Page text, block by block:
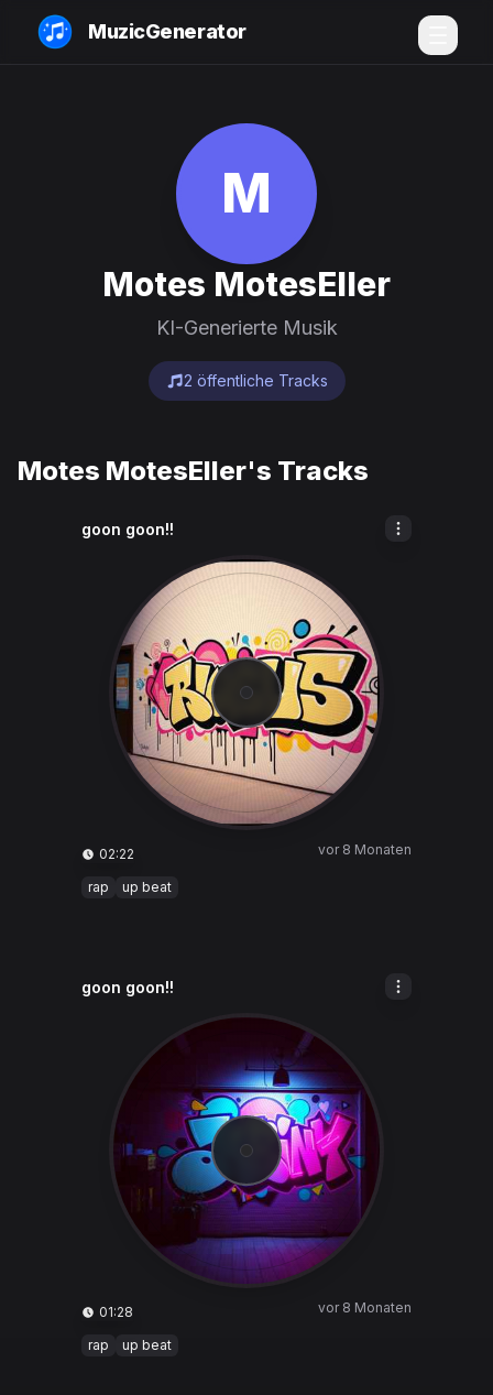
MuzicGenerator
M
Motes MotesEller
KI-Generierte Musik
2 öffentliche Tracks
Motes MotesEller's Tracks
goon goon!!
02:22 vor 8 Monaten
rap up beat
goon goon!!
01:28 vor 8 Monaten
rap up beat